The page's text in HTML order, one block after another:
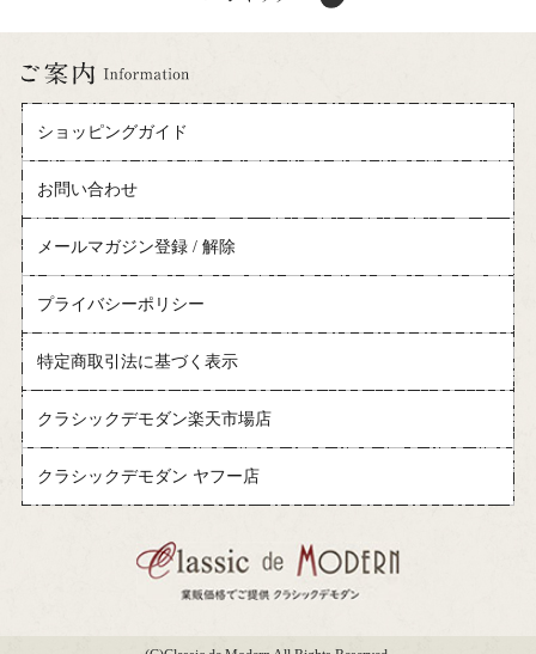
ショッピングガイド
お問い合わせ
メールマガジン登録 / 解除
プライバシーポリシー
特定商取引法に基づく表示
クラシックデモダン楽天市場店
クラシックデモダン ヤフー店